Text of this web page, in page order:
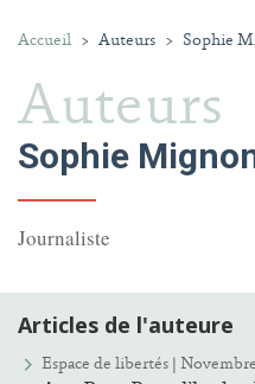
Accueil > Auteurs > Sophie
Auteurs
Sophie
Journaliste
Articles de l'auteure
Espace de libertés |